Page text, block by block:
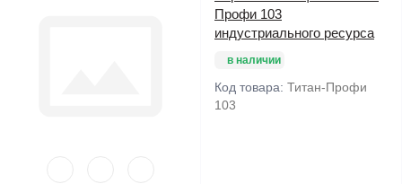
Профи 103
индустриального ресурса
в наличии
Код товара: Титан-Профи
103